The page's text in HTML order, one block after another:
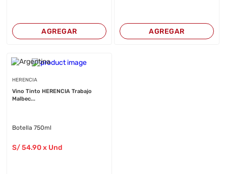
AGREGAR AGREGAR
HERENCIA
Vino Tinto HERENCIA Trabajo
Malbec...
Botella 750ml
S/54.90 x Und